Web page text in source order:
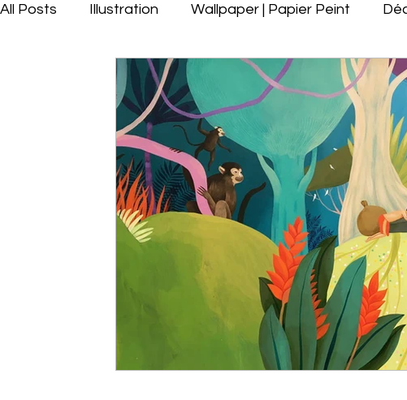
All Posts Illustration Wallpaper | Papier Peint